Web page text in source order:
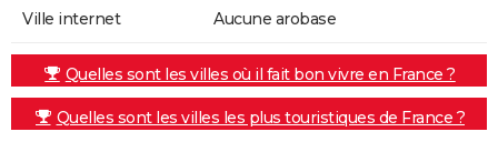
Ville internet Aucune arobase
Quelles sont les villes où il fait bon vivre en France ?
Quelles sont les villes les plus touristiques de France ?